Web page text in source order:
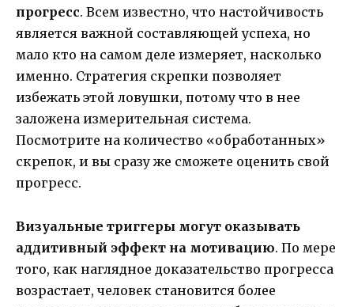
прогресс. Всем известно, что настойчивость
является важной составляющей успеха, но
мало кто на самом деле измеряет, насколько
именно. Стратегия скрепки позволяет
избежать этой ловушки, потому что в нее
заложена измерительная система.
Посмотрите на количество «обработанных»
скрепок, и вы сразу же сможете оценить свой
прогресс.
Визуальные триггеры могут оказывать
аддитивный эффект на мотивацию. По мере
того, как наглядное доказательство прогресса
возрастает, человек становится более